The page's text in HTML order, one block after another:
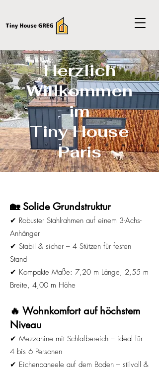
Herzlich
Willkommen
im
Tiny House
Paris
🏡 Solide Grundstruktur
✔ Robuster Stahlrahmen auf einem 3-Achs-
Anhänger
✔ Stabil & sicher – 4 Stützen für festen
Stand
✔ Kompakte Maße: 7,20 m Länge, 2,55 m
Breite, 4,00 m Höhe
🔥 Wohnkomfort auf höchstem
Niveau
✔ Mezzanine mit Schlafbereich – ideal für
4 bis 6 Personen
✔ Eichenpaneele auf dem Boden – stilvoll &